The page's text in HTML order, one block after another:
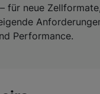
für neue
Performance.